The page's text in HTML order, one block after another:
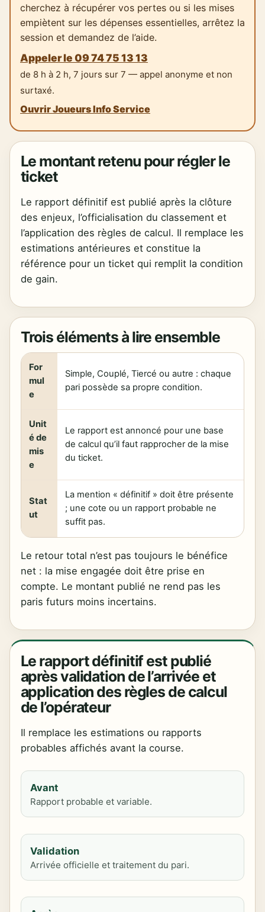
cherchez à récupérer vos pertes ou si les mises
empiètent sur les dépenses essentielles, arrêtez la
session et demandez de l’aide.
Appeler le 09 74 75 13 13
de 8 h à 2 h, 7 jours sur 7 — appel anonyme et non
surtaxé.
Ouvrir Joueurs Info Service
Le montant retenu pour régler le
ticket
Le rapport définitif est publié après la clôture
des enjeux, l’officialisation du classement et
l’application des règles de calcul. Il remplace les
estimations antérieures et constitue la
référence pour un ticket qui remplit la condition
de gain.
Trois éléments à lire ensemble
For
mul
e
Simple, Couplé, Tiercé ou autre : chaque
pari possède sa propre condition.
Unit
é de
mis
e
Le rapport est annoncé pour une base
de calcul qu’il faut rapprocher de la mise
du ticket.
Stat
ut
La mention « définitif » doit être présente
; une cote ou un rapport probable ne
suffit pas.
Le retour total n’est pas toujours le bénéfice
net : la mise engagée doit être prise en
compte. Le montant publié ne rend pas les
paris futurs moins incertains.
Le rapport définitif est publié
après validation de l’arrivée et
application des règles de calcul
de l’opérateur
Il remplace les estimations ou rapports
probables affichés avant la course.
Avant
Rapport probable et variable.
Validation
Arrivée officielle et traitement du pari.